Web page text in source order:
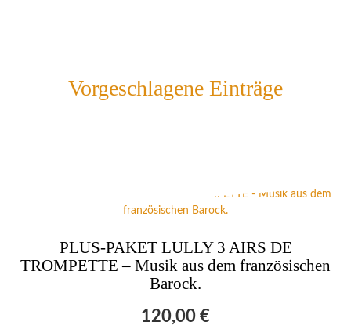
Vorgeschlagene Einträge
PLUS-PAKET LULLY 3 AIRS DE
TROMPETTE – Musik aus dem französischen
Barock.
120,00 €